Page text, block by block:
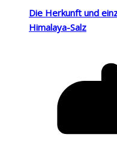
Die Herkunft und
Himalaya-Salz